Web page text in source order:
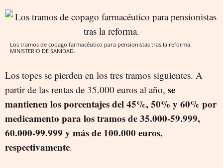
Los tramos de copago farmacéutico para pensionistas tras la reforma.
MINISTERIO DE SANIDAD.
Los topes se pierden en los tres tramos siguientes. A
partir de las rentas de 35.000 euros al año, se
mantienen los porcentajes del 45%, 50% y 60% por
medicamento para los tramos de 35.000-59.999,
60.000-99.999 y más de 100.000 euros,
respectivamente.